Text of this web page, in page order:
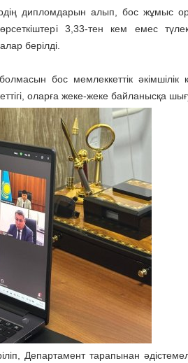
дипломдарын алып, бос жұмыс
3,33-тен кем емес
берілді.
бос мемлеккеттік әкімшілік
оларға жеке-жеке байланысқа
Департамент тарапынан